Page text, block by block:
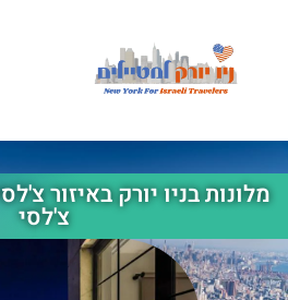
מלונות בניו יורק באיזור
צ'לסי